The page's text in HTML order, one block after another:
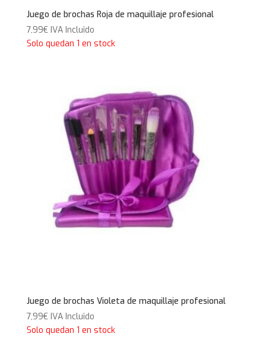
Juego de brochas Roja de maquillaje profesional
7,99€ IVA Incluido
Solo quedan 1 en stock
Juego de brochas Violeta de maquillaje profesional
7,99€ IVA Incluido
Solo quedan 1 en stock